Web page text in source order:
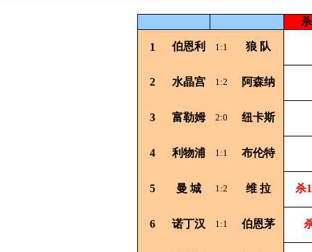
1 伯恩利 1:1 狼 队
2 水晶宫 1:2 阿森纳
3 富勒姆 2:0 纽卡斯
4 利物浦 1:1 布伦特
5 曼 城 1:2 维 拉 杀
6 诺丁汉 1:1 伯恩茅